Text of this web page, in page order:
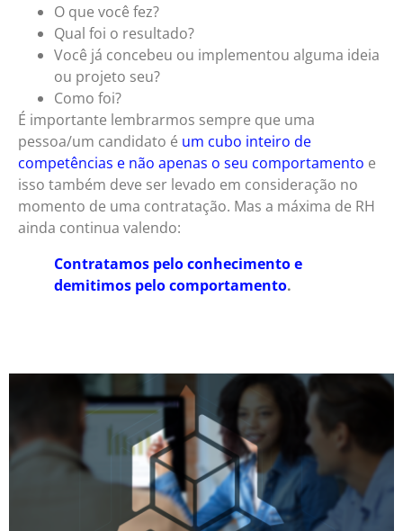
O que você fez?
Qual foi o resultado?
Você já concebeu ou implementou alguma ideia
ou projeto seu?
Como foi?
É importante lembrarmos sempre que uma
pessoa/um candidato é um cubo inteiro de
competências e não apenas o seu comportamento e
isso também deve ser levado em consideração no
momento de uma contratação. Mas a máxima de RH
ainda continua valendo:
Contratamos pelo conhecimento e
demitimos pelo comportamento.